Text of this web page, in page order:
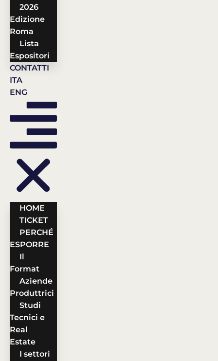
2026
Edizione
Roma
Lista
Espositori
CONTATTI
ITA
ENG
HOME
TICKET
PERCHÉ
ESPORRE
Il
Format
Aziende
Produttrici
Studi
Tecnici e
Real
Estate
I settori